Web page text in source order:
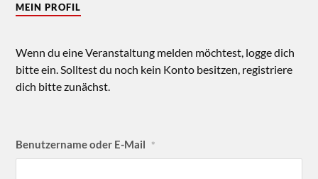
MEIN PROFIL
Wenn du eine Veranstaltung melden möchtest, logge dich
bitte ein. Solltest du noch kein Konto besitzen, registriere
dich bitte zunächst.
Benutzername oder E-Mail *